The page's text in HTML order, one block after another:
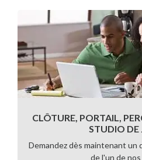
CLÔTURE, PORTAIL,
STUDIO DE
Demandez dès maintenant un
de l'un de